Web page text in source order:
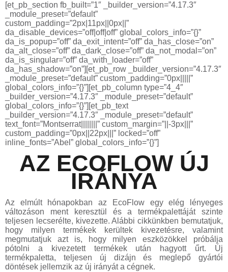
[et_pb_section fb_built=”1″ _builder_version=”4.17.3″
_module_preset=”default”
custom_padding=”2px|11px||0px||”
da_disable_devices=”off|off|off” global_colors_info=”{}”
da_is_popup=”off” da_exit_intent=”off” da_has_close=”on”
da_alt_close=”off” da_dark_close=”off” da_not_modal=”on”
da_is_singular=”off” da_with_loader=”off”
da_has_shadow=”on”][et_pb_row _builder_version=”4.17.3″
_module_preset=”default” custom_padding=”0px|||||”
global_colors_info=”{}”][et_pb_column type=”4_4″
_builder_version=”4.17.3″ _module_preset=”default”
global_colors_info=”{}”][et_pb_text
_builder_version=”4.17.3″ _module_preset=”default”
text_font=”Montserrat||||||||” custom_margin=”||-3px|||”
custom_padding=”0px||22px|||” locked=”off”
inline_fonts=”Abel” global_colors_info=”{}”]
AZ ECOFLOW ÚJ
IRÁNYA
Az elmúlt hónapokban az EcoFlow egy elég lényeges
változáson ment keresztül és a termékpalettáját szinte
teljesen lecserélte, kivezette. Alábbi cikkünkben bemutatjuk,
hogy milyen termékek kerültek kivezetésre, valamint
megmutatjuk azt is, hogy milyen eszközökkel próbálja
pótolni a kivezetett termékek után hagyott űrt. Új
termékpaletta, teljesen új dizájn és meglepő gyártói
döntések jellemzik az új irányát a cégnek.